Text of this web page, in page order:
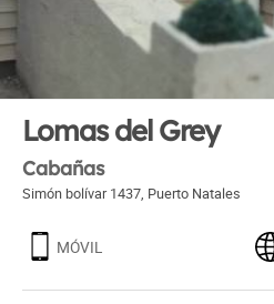
Lomas del Grey
Cabañas
Simón bolívar 1437, Puerto Natales
MÓVIL